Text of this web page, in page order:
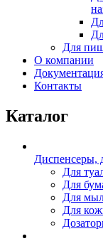
Для
О компании
Контакты
Каталог
Диспенсеры,
Для
Для
Для
Для